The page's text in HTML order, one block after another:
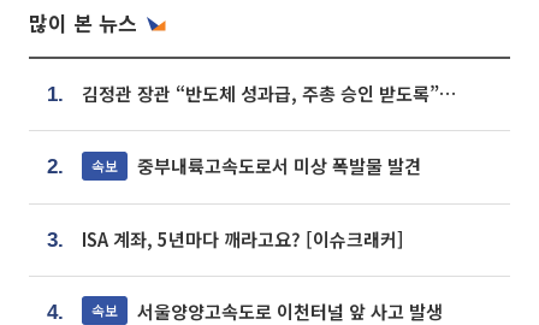
많이 본 뉴스
1. 김정관 장관 “반도체 성과급, 주총 승인 받도록”…상법·자본시장법 개정 시사
2. 속보 중부내륙고속도로서 미상 폭발물 발견
3. ISA 계좌, 5년마다 깨라고요? [이슈크래커]
4. 속보 서울양양고속도로 이천터널 앞 사고 발생